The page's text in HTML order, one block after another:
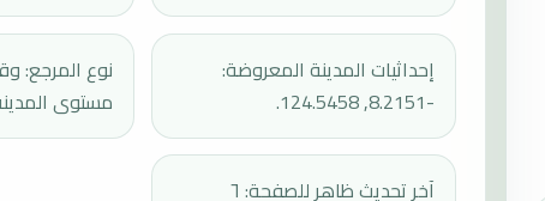
إحداثيات المدينة المعروضة:
-8.2151, 124.5458.
نوع المرجع:
مستوى
آخر تحديث ظاهر للصفحة: ٦